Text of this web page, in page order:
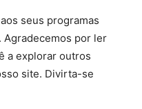
seus programas
Agradecemos por ler
a explorar outros
site. Divirta-se